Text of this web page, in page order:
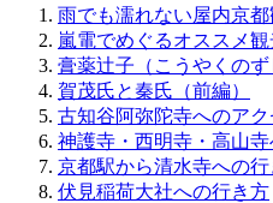
雨でも濡れない屋内京都
嵐電でめぐるオススメ
膏薬辻子（こうやくのず
賀茂氏と秦氏（前編）
古知谷阿弥陀寺へのアク
神護寺・西明寺・高山
京都駅から清水寺への
伏見稲荷大社への行き方